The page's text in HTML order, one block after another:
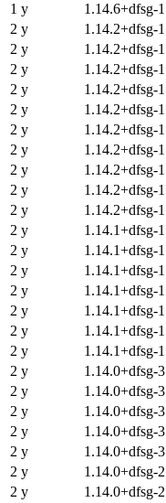
1 y
1.14.6+dfsg-1
2 y
1.14.2+dfsg-1
2 y
1.14.2+dfsg-1
2 y
1.14.2+dfsg-1
2 y
1.14.2+dfsg-1
2 y
1.14.2+dfsg-1
2 y
1.14.2+dfsg-1
2 y
1.14.2+dfsg-1
2 y
1.14.2+dfsg-1
2 y
1.14.2+dfsg-1
2 y
1.14.2+dfsg-1
2 y
1.14.1+dfsg-1
2 y
1.14.1+dfsg-1
2 y
1.14.1+dfsg-1
2 y
1.14.1+dfsg-1
2 y
1.14.1+dfsg-1
2 y
1.14.1+dfsg-1
2 y
1.14.1+dfsg-1
2 y
1.14.0+dfsg-3
2 y
1.14.0+dfsg-3
2 y
1.14.0+dfsg-3
2 y
1.14.0+dfsg-3
2 y
1.14.0+dfsg-3
2 y
1.14.0+dfsg-2
2 y
1.14.0+dfsg-2